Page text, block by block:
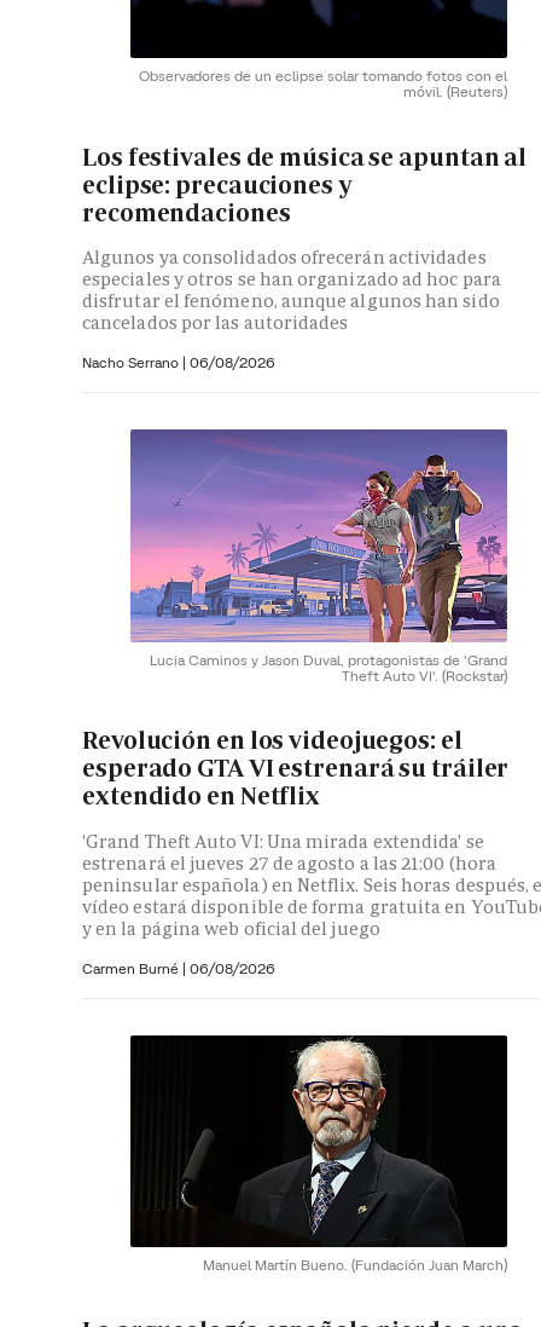
Observadores de un eclipse solar tomando fotos con el
móvil. (Reuters)
Los festivales de música se apuntan al
eclipse: precauciones y
recomendaciones
Algunos ya consolidados ofrecerán actividades
especiales y otros se han organizado ad hoc para
disfrutar el fenómeno, aunque algunos han sido
cancelados por las autoridades
Nacho Serrano | 06/08/2026
Lucia Caminos y Jason Duval, protagonistas de 'Grand
Theft Auto VI'. (Rockstar)
Revolución en los videojuegos: el
esperado GTA VI estrenará su tráiler
extendido en Netflix
'Grand Theft Auto VI: Una mirada extendida' se
estrenará el jueves 27 de agosto a las 21:00 (hora
peninsular española) en Netflix. Seis horas después,
vídeo estará disponible de forma gratuita en
y en la página web oficial del juego
Carmen Burné | 06/08/2026
Manuel Martín Bueno. (Fundación Juan March)